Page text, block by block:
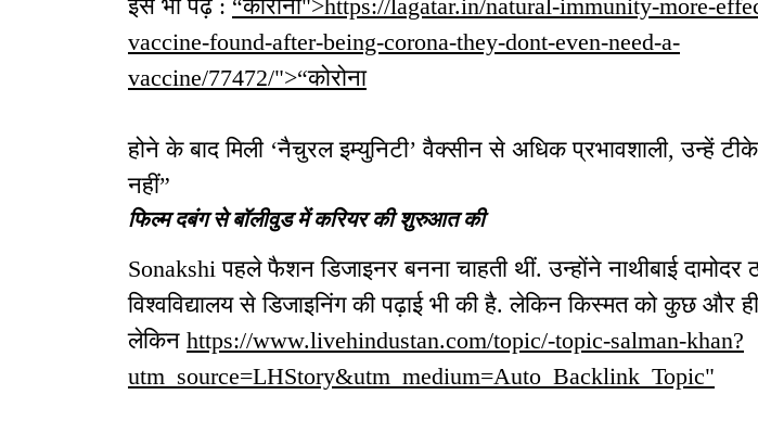
इसे भी पढ़े : “कोरोना">https://lagatar.in/natural-immunity-more-
vaccine-found-after-being-corona-they-dont-even-need-a-
vaccine/77472/">“कोरोना
होने के बाद मिली ‘नैचुरल इम्युनिटी’ वैक्सीन से अधिक प्रभावशाली, उन्हें
नहीं”
फिल्म दबंग से बॉलीवुड में करियर की शुरुआत की
Sonakshi पहले फैशन डिजाइनर बनना चाहती थीं. उन्होंने नाथीबाई दामोदर
विश्वविद्यालय से डिजाइनिंग की पढ़ाई भी की है. लेकिन किस्मत को कुछ और
लेकिन https://www.livehindustan.com/topic/-topic-salman-khan?
utm_source=LHStory&utm_medium=Auto_Backlink_Topic"